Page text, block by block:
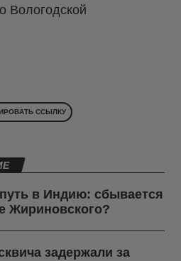
Вологодской
ССЫЛКУ
в Индию: сбывается
Жириновского?
задержали за